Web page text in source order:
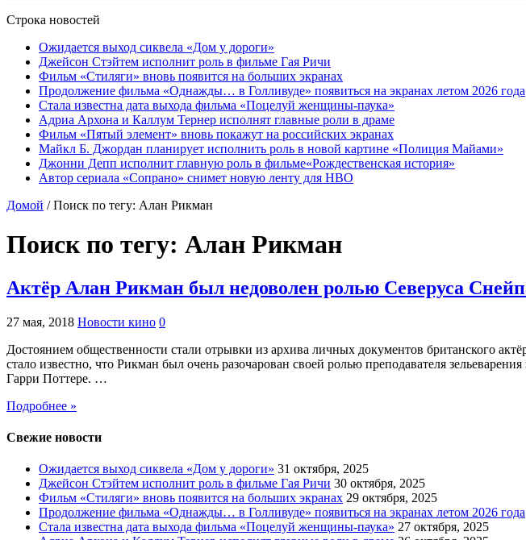
Строка новостей
Ожидается выход сиквела «Дом у дороги»
Джейсон Стэйтем исполнит роль в фильме Гая Ричи
Фильм «Стиляги» вновь появится на больших экранах
Продолжение фильма «Однажды… в Голливуде» появиться на экранах летом 2026 года
Стала известна дата выхода фильма «Поцелуй женщины-паука»
Адриа Архона и Каллум Тернер исполнят главные роли в драме
Фильм «Пятый элемент» вновь покажут на российских экранах
Майкл Б. Джордан планирует исполнить роль в новой картине «Полиция Майами»
Джонни Депп исполнит главную роль в фильме«Рождественская история»
Автор сериала «Сопрано» снимет новую ленту для HBO
Домой / Поиск по тегу: Алан Рикман
Поиск по тегу: Алан Рикман
Актёр Алан Рикман был недоволен ролью Северуса
27 мая, 2018 Новости кино 0
Достоянием общественности стали отрывки из архива личных документов британского
стало известно, что Рикман был очень разочарован своей ролью преподавателя
Гарри Поттере. …
Подробнее »
Свежие новости
Ожидается выход сиквела «Дом у дороги» 31 октября, 2025
Джейсон Стэйтем исполнит роль в фильме Гая Ричи 30 октября, 2025
Фильм «Стиляги» вновь появится на больших экранах 29 октября, 2025
Продолжение фильма «Однажды… в Голливуде» появиться на экранах летом 2026 года
Стала известна дата выхода фильма «Поцелуй женщины-паука» 27 октября, 2025